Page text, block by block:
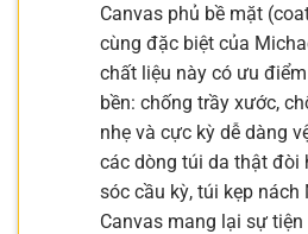
Canvas phủ bề mặt
cùng đặc biệt của
chất liệu này có ưu
bền: chống trầy xước,
nhẹ và cực kỳ dễ dàng
các dòng túi da thật đòi
sóc cầu kỳ, túi kẹp nách
Canvas mang lại sự